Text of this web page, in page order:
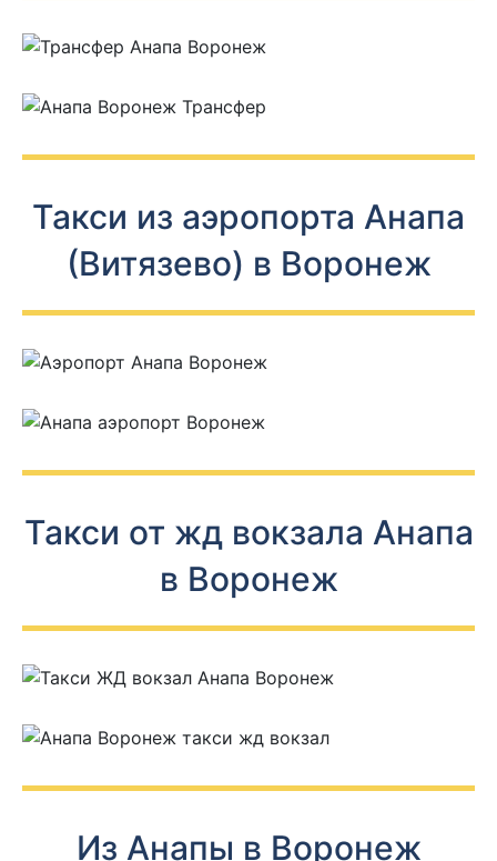
Такси из аэропорта Анапа
(Витязево) в Воронеж
Такси от жд вокзала Анапа
в Воронеж
Из Анапы в Воронеж